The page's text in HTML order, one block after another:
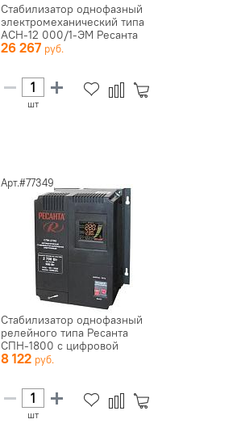
Стабилизатор однофазный
электромеханический типа
АСН-12 000/1-ЭМ Ресанта
26 267
шт
Арт.#77349
Стабилизатор однофазный
релейного типа Ресанта
СПН-1800 с цифровой
индикаци...
8 122
шт